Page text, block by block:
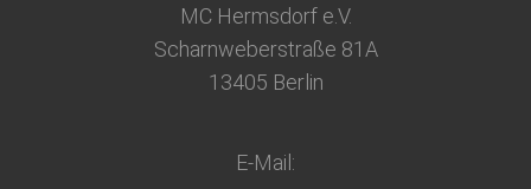
MC Hermsdorf e.V.
Scharnweberstraße 81A
13405 Berlin
E-Mail: